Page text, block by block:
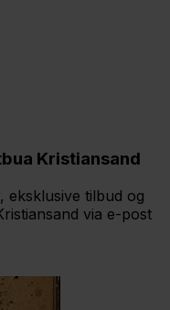
Kristiansand
eksklusive tilbud og
via e-post